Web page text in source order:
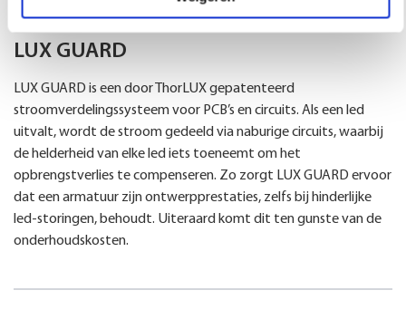
LUX GUARD
LUX GUARD is een door ThorLUX gepatenteerd
stroomverdelingssysteem voor PCB’s en circuits. Als een led
uitvalt, wordt de stroom gedeeld via naburige circuits, waarbij
de helderheid van elke led iets toeneemt om het
opbrengstverlies te compenseren. Zo zorgt LUX GUARD ervoor
dat een armatuur zijn ontwerpprestaties, zelfs bij hinderlijke
led-storingen, behoudt. Uiteraard komt dit ten gunste van de
onderhoudskosten.